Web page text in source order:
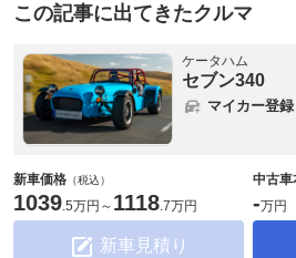
この記事に出てきたクルマ
ケータハム
セブン340
マイカー登録
新車価格 （税込）
1039.5万円 ～ 1118.7万円
新車見積り
中古車
-万円